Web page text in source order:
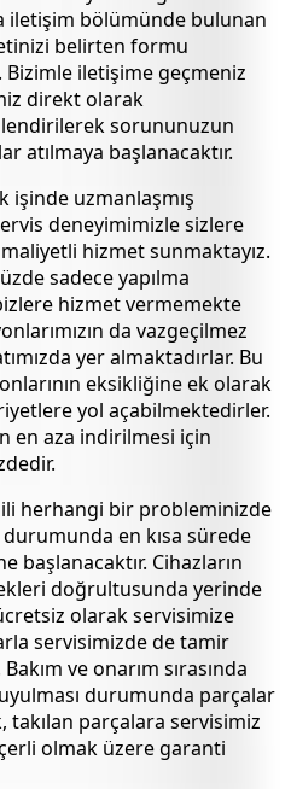
iletişim bölümünde bulunan
belirten formu
iletişime geçmeniz
direkt olarak
sorununuzun
atılmaya başlanacaktır.
işinde uzmanlaşmış
deneyimimizle sizlere
hizmet sunmaktayız.
sadece yapılma
hizmet vermemekte
da vazgeçilmez
yer almaktadırlar. Bu
eksikliğine ek olarak
yol açabilmektedirler.
en aza indirilmesi için
herhangi bir probleminizde
en kısa sürede
başlanacaktır. Cihazların
doğrultusunda yerinde
olarak servisimize
servisimizde de tamir
ve onarım sırasında
durumunda parçalar
parçalara servisimiz
olmak üzere garanti